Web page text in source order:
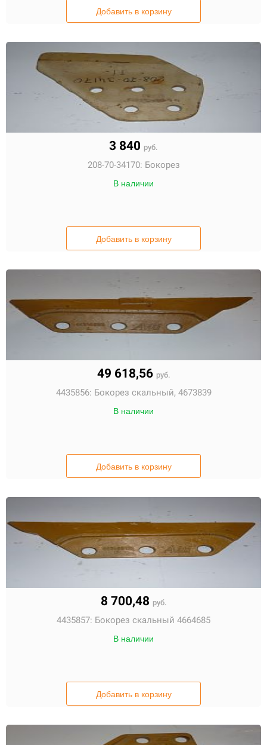
Добавить в корзину
3 840 руб.
208-70-34170: Бокорез
В наличии
Добавить в корзину
49 618,56 руб.
4435856: Бокорез скальный, 4673839
В наличии
Добавить в корзину
8 700,48 руб.
4435857: Бокорез скальный 4664685
В наличии
Добавить в корзину